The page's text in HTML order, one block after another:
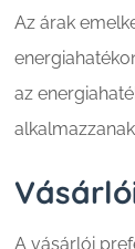
Az árak
az
A vásárlói